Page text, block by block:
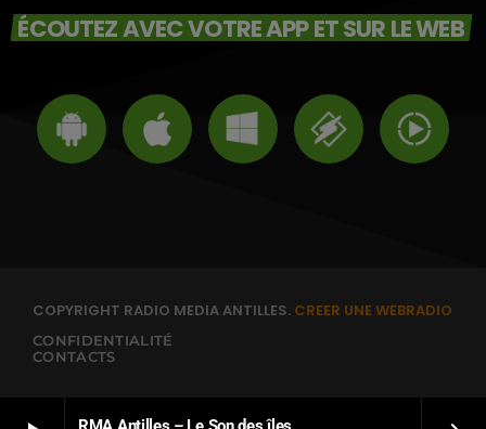
ÉCOUTEZ AVEC VOTRE APP ET SUR LE WEB
COPYRIGHT RADIO MEDIA ANTILLES. CREER UNE WEBRADIO
CONFIDENTIALITÉ
CONTACTS